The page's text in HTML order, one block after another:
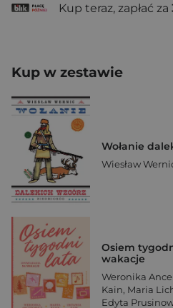
Kup teraz, zapłać za
Kup w zestawie
Wołanie
Wiesław
Osiem
wakacje
Weronika
Kain, Maria
Edyta